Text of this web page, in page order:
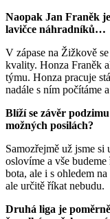
Naopak Jan Franěk
lavičce náhradníků…
V zápase na Žižkově
kvality. Honza Franěk
týmu. Honza pracuje
nadále s ním počítáme
Blíží se závěr
možných posilách?
Samozřejmě už jsme
oslovíme a vše
bota, ale i s ohledem
ale určitě říkat nebudu.
Druhá liga je